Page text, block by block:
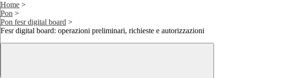
Home >
Pon >
Pon fesr digital board >
Fesr digital board: operazioni preliminari, richieste e autorizzazioni